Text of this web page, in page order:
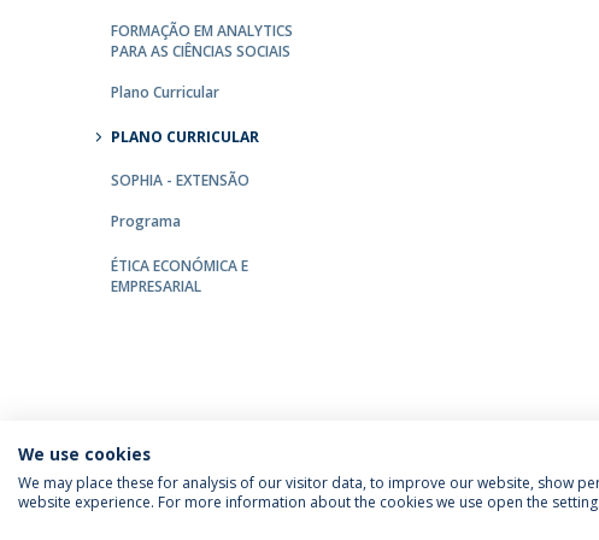
FORMAÇÃO EM ANALYTICS
PARA AS CIÊNCIAS SOCIAIS
Plano Curricular
PLANO CURRICULAR
SOPHIA - EXTENSÃO
Programa
ÉTICA ECONÓMICA E
EMPRESARIAL
We use cookies
We may place these for analysis of our visitor data, to improve our website, show
website experience. For more information about the cookies we use open the